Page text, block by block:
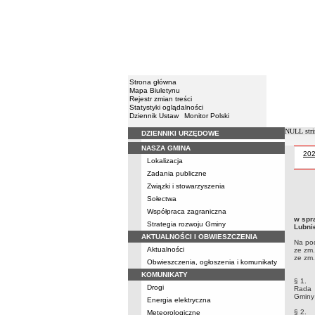
Strona główna
Mapa Biuletynu
Rejestr zmian treści
Statystyki oglądalności
Dziennik Ustaw
Monitor Polski
Menu
DZIENNIKI URZĘDOWE
NASZA GMINA
Lokalizacja
Zadania publiczne
Związki i stowarzyszenia
Sołectwa
Współpraca zagraniczna
Strategia rozwoju Gminy
AKTUALNOŚCI I OBWIESZCZENIA
Aktualności
Obwieszczenia, ogłoszenia i komunikaty
KOMUNIKATY
Drogi
Energia elektryczna
Meteorologiczne
NULL
w
Na
ze
ze
§ 1.
Rada
§ 2.